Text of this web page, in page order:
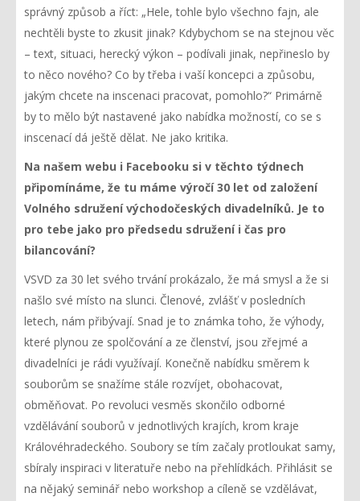
správný způsob a říct: „Hele, tohle bylo všechno fajn, ale
nechtěli byste to zkusit jinak? Kdybychom se na stejnou věc
– text, situaci, herecký výkon – podívali jinak, nepřineslo by
to něco nového? Co by třeba i vaší koncepci a způsobu,
jakým chcete na inscenaci pracovat, pomohlo?“ Primárně
by to mělo být nastavené jako nabídka možností, co se s
inscenací dá ještě dělat. Ne jako kritika.
Na našem webu i Facebooku si v těchto týdnech
připomínáme, že tu máme výročí 30 let od založení
Volného sdružení východočeských divadelníků. Je to
pro tebe jako pro předsedu sdružení i čas pro
bilancování?
VSVD za 30 let svého trvání prokázalo, že má smysl a že si
našlo své místo na slunci. Členové, zvlášť v posledních
letech, nám přibývají. Snad je to známka toho, že výhody,
které plynou ze spolčování a ze členství, jsou zřejmé a
divadelníci je rádi využívají. Konečně nabídku směrem k
souborům se snažíme stále rozvíjet, obohacovat,
obměňovat. Po revoluci vesměs skončilo odborné
vzdělávání souborů v jednotlivých krajích, krom kraje
Královéhradeckého. Soubory se tím začaly protloukat samy,
sbíraly inspiraci v literatuře nebo na přehlídkách. Přihlásit se
na nějaký seminář nebo workshop a cíleně se vzdělávat,